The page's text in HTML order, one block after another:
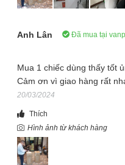
máy hút ẩm
của LG. Máy
các dòng
máy hút ẩm gia
Công nghệ kết nối
Anh Lân Đã mua tại
Mua 1 chiếc dùng thấy tốt
Cảm ơn vì giao hàng rất
20/03/2024
Thích
Hình ảnh từ khách hàng